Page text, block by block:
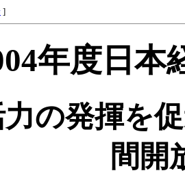
]
年度日本
力の発揮を
間開